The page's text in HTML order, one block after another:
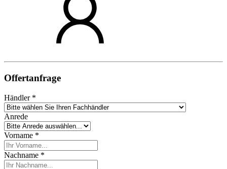
Offertanfrage
Händler *
Anrede
Vorname *
Nachname *